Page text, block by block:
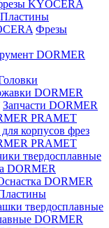
KYOCERA
Пластины
Фрезы
DORMER
DORMER
Запчасти DORMER
PRAMET
корпусов фрез
PRAMET
твердосплавные
DORMER
DORMER
твердосплавные
DORMER